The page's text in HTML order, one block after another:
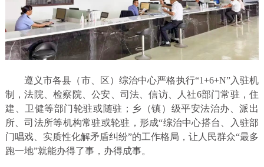
遵义市各县（市、区）综治中心严格执行“1+6+N”入驻机
制，法院、检察院、公安、司法、信访、人社6部门常驻，住
建、卫健等部门轮驻或随驻；乡（镇）级平安法治办、派出
所、司法所等机构常驻或轮驻，形成“综治中心搭台、入驻部
门唱戏、实质性化解矛盾纠纷”的工作格局，让人民群众“最多
跑一地”就能办得了事，办得成事。